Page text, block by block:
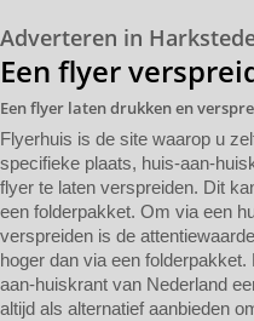
Adverteren in
Een flyer
Een flyer laten drukken en
Flyerhuis is de site waarop u
specifieke plaats, huis-aan-
flyer te laten verspreiden. Dit
een folderpakket. Om via een
verspreiden is de
hoger dan via een
aan-huiskrant van Nederland
altijd als alternatief aanbieden